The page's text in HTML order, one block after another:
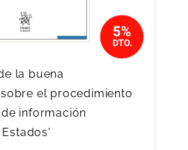
la buena
el procedimiento
información